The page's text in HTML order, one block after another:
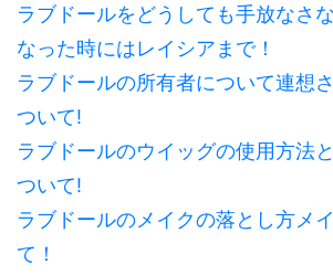
ラブドールをどうしても手放なさ
なった時にはレイシアまで！
ラブドールの所有者について連想
ついて!
ラブドールのウイッグの使用方法
ついて!
ラブドールのメイクの落とし方メ
て！